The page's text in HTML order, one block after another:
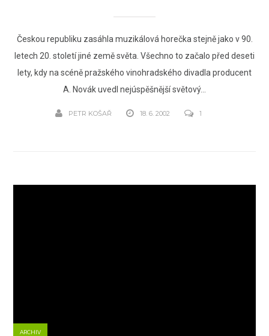
Českou republiku zasáhla muzikálová horečka stejně jako v 90.
letech 20. století jiné země světa. Všechno to začalo před deseti
lety, kdy na scéně pražského vinohradského divadla producent
A. Novák uvedl nejúspěšnější světový...
PETR KOŠAŘ 18. 6. 2002 1
ARCHIV